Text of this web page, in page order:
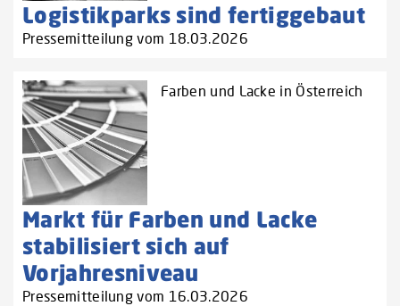
Logistikparks sind fertiggebaut
Pressemitteilung vom 18.03.2026
Farben und Lacke in Österreich
Markt für Farben und Lacke
stabilisiert sich auf
Vorjahresniveau
Pressemitteilung vom 16.03.2026